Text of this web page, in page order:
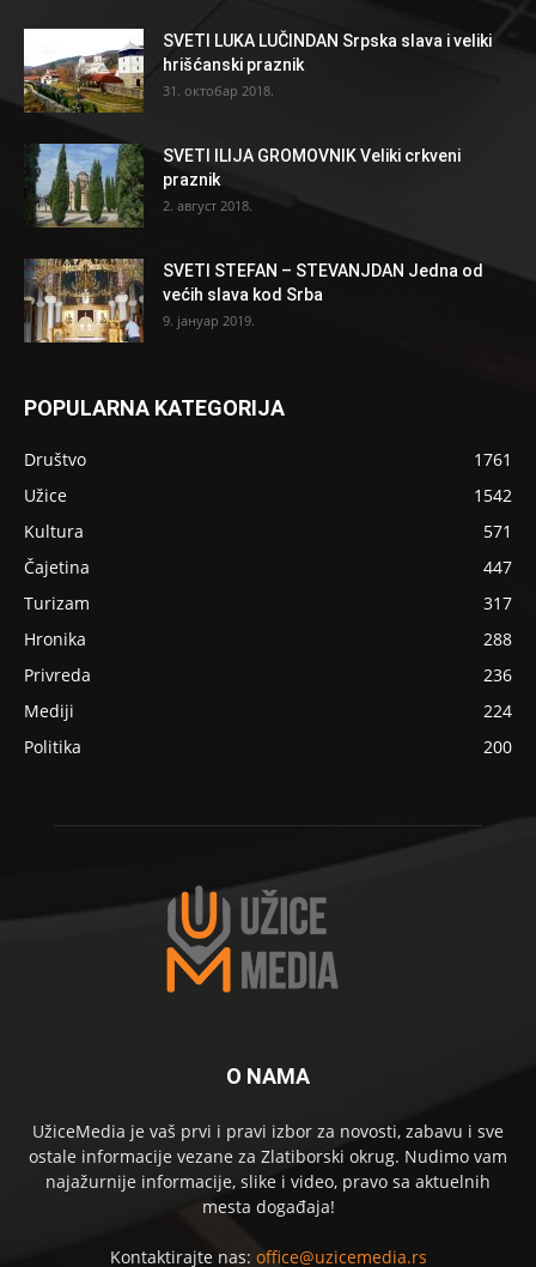
SVETI LUKA LUČINDAN Srpska slava i veliki
hrišćanski praznik
31. октобар 2018.
SVETI ILIJA GROMOVNIK Veliki crkveni
praznik
2. август 2018.
SVETI STEFAN – STEVANJDAN Jedna od
većih slava kod Srba
9. јануар 2019.
POPULARNA KATEGORIJA
Društvo
1761
Užice
1542
Kultura
571
Čajetina
447
Turizam
317
Hronika
288
Privreda
236
Mediji
224
Politika
200
O NAMA
UžiceMedia je vaš prvi i pravi izbor za novosti, zabavu i sve
ostale informacije vezane za Zlatiborski okrug. Nudimo vam
najažurnije informacije, slike i video, pravo sa aktuelnih
mesta događaja!
Kontaktirajte nas: office@uzicemedia.rs